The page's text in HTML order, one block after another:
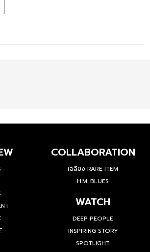
COLLABORATION
เฉลียง RARE ITEM
H.M. BLUES
WATCH
DEEP PEOPLE
INSPIRING STORY
SPOTLIGHT